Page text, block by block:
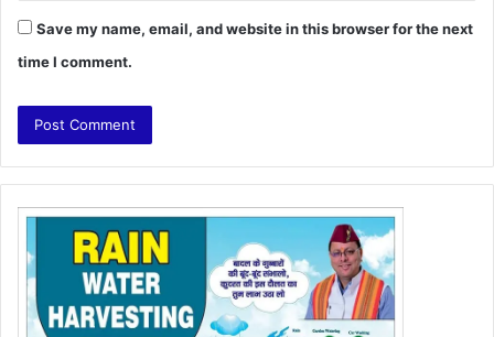
Save my name, email, and website in this browser for the next
time I comment.